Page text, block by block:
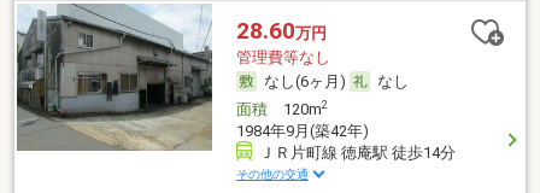
28.60万円
管理費等なし
なし(6ヶ月)
なし
面積120m2
1984年9月(築42年)
ＪＲ片町線 徳庵駅 徒歩14分
その他の交通